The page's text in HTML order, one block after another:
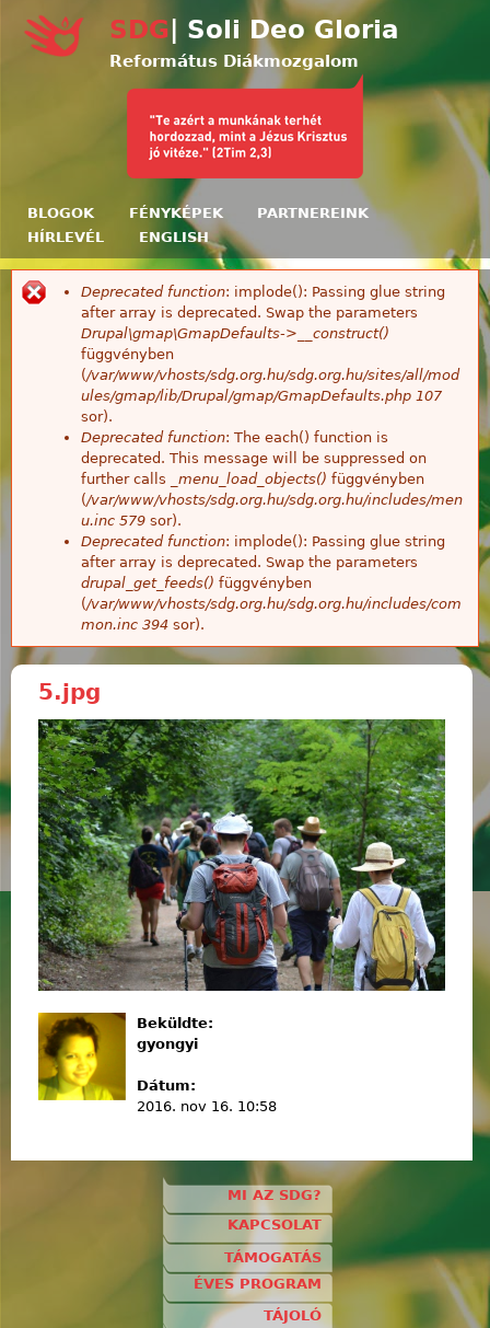
Ugrás a tartalomra
SDG | Soli Deo Gloria
Református Diákmozgalom
BLOGOK FÉNYKÉPEK
PARTNEREINK
HÍRLEVÉL
ENGLISH
Hibaüzenet
Deprecated function: implode(): Passing glue string
after array is deprecated. Swap the parameters
Drupal\gmap\GmapDefaults->__construct()
függvényben
(/var/www/vhosts/sdg.org.hu/sdg.org.hu/sites/all/mod
ules/gmap/lib/Drupal/gmap/GmapDefaults.php 107
sor).
Deprecated function: The each() function is
deprecated. This message will be suppressed on
further calls
_menu_load_objects() függvényben
(/var/www/vhosts/sdg.org.hu/sdg.org.hu/includes/men
u.inc 579 sor).
Deprecated function: implode(): Passing glue string
after array is deprecated. Swap the parameters
drupal_get_feeds() függvényben
(/var/www/vhosts/sdg.org.hu/sdg.org.hu/includes/com
mon.inc 394 sor).
5.jpg
Beküldte:
gyongyi
Dátum:
2016. nov 16. 10:58
MI AZ SDG?
KAPCSOLAT
TÁMOGATÁS
ÉVES PROGRAM
TÁJOLÓ